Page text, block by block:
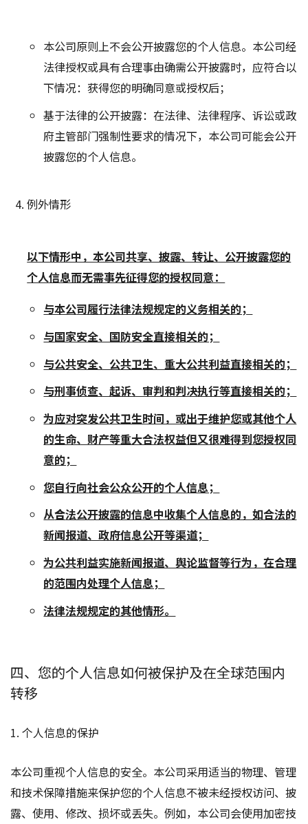
本公司原则上不会公开披露您的个人信息。本公司经
法律授权或具有合理事由确需公开披露时，应符合以
下情况：获得您的明确同意或授权后；
基于法律的公开披露：在法律、法律程序、诉讼或政
府主管部门强制性要求的情况下，本公司可能会公开
披露您的个人信息。
例外情形
以下情形中，本公司共享、披露、转让、公开披露您的
个人信息而无需事先征得您的授权同意：
与本公司履行法律法规规定的义务相关的；
与国家安全、国防安全直接相关的；
与公共安全、公共卫生、重大公共利益直接相关的；
与刑事侦查、起诉、审判和判决执行等直接相关的；
为应对突发公共卫生时间，或出于维护您或其他个人
的生命、财产等重大合法权益但又很难得到您授权同
意的；
您自行向社会公众公开的个人信息；
从合法公开披露的信息中收集个人信息的，如合法的
新闻报道、政府信息公开等渠道；
为公共利益实施新闻报道、舆论监督等行为，在合理
的范围内处理个人信息；
法律法规规定的其他情形。
四、您的个人信息如何被保护及在全球范围内
转移
1. 个人信息的保护
本公司重视个人信息的安全。本公司采用适当的物理、管理
和技术保障措施来保护您的个人信息不被未经授权访问、披
露、使用、修改、损坏或丢失。例如，本公司会使用加密技